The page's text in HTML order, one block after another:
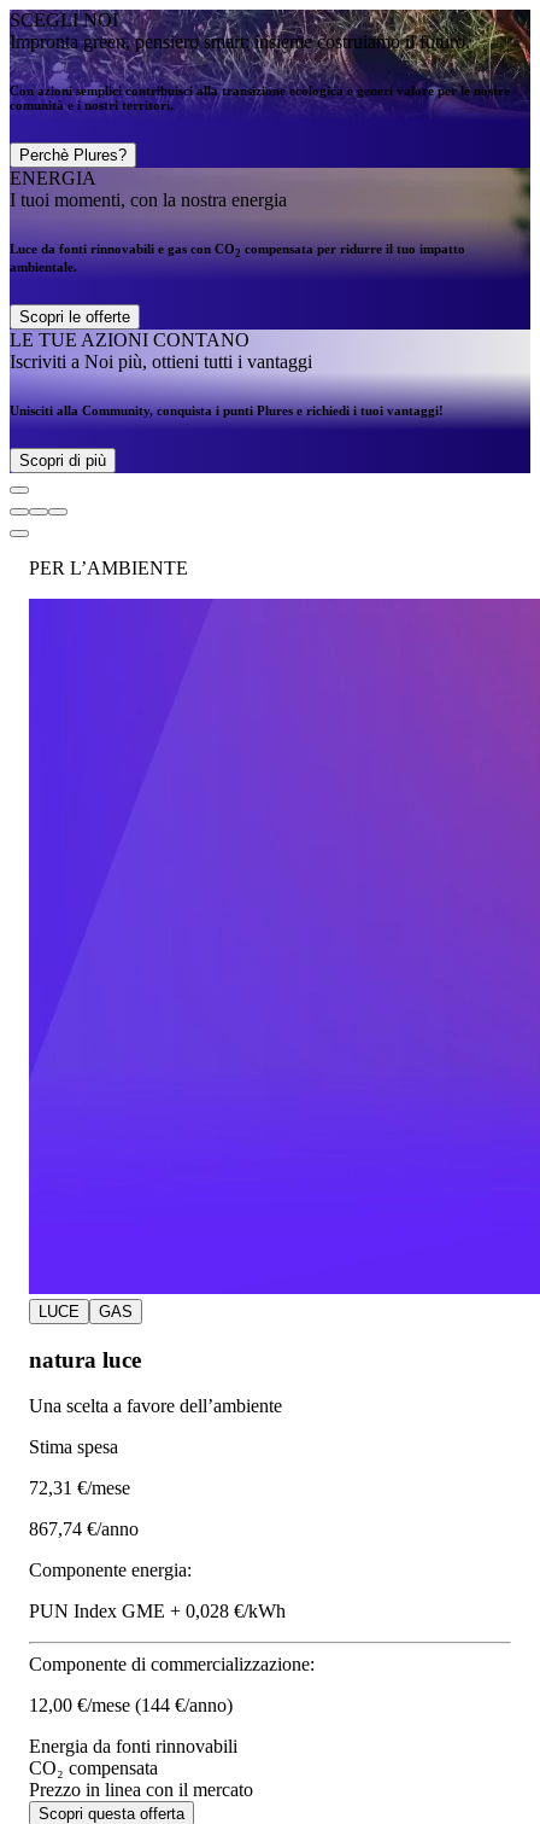
SCEGLI NOI
Impronta green, pensiero smart: insieme costruiamo il futuro.
Con azioni semplici contribuisci alla transizione ecologica e generi valore per le nostre
comunità e i nostri territori.
Perchè Plures?
ENERGIA
I tuoi momenti, con la nostra energia
Luce da fonti rinnovabili e gas con CO2 compensata per ridurre il tuo impatto
ambientale.
Scopri le offerte
LE TUE AZIONI CONTANO
Iscriviti a Noi più, ottieni tutti i vantaggi
Unisciti alla Community, conquista i punti Plures e richiedi i tuoi vantaggi!
Scopri di più
PER L’AMBIENTE
LUCE GAS
natura luce
Una scelta a favore dell’ambiente
Stima spesa
72,31 €/mese
867,74 €/anno
Componente energia:
PUN Index GME + 0,028 €/kWh
Componente di commercializzazione:
12,00 €/mese (144 €/anno)
Energia da fonti rinnovabili
CO₂ compensata
Prezzo in linea con il mercato
Scopri questa offerta